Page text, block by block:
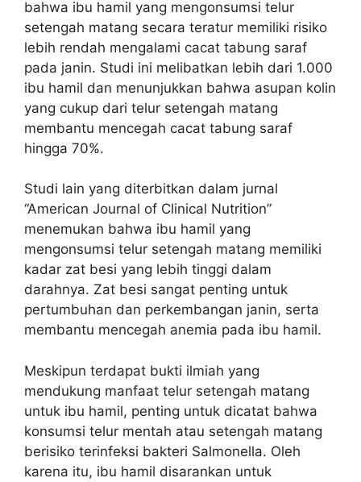
bahwa ibu hamil yang mengonsumsi telur
setengah matang secara teratur memiliki risiko
lebih rendah mengalami cacat tabung saraf
pada janin. Studi ini melibatkan lebih dari 1.000
ibu hamil dan menunjukkan bahwa asupan kolin
yang cukup dari telur setengah matang
membantu mencegah cacat tabung saraf
hingga 70%.
Studi lain yang diterbitkan dalam jurnal
“American Journal of Clinical Nutrition”
menemukan bahwa ibu hamil yang
mengonsumsi telur setengah matang memiliki
kadar zat besi yang lebih tinggi dalam
darahnya. Zat besi sangat penting untuk
pertumbuhan dan perkembangan janin, serta
membantu mencegah anemia pada ibu hamil.
Meskipun terdapat bukti ilmiah yang
mendukung manfaat telur setengah matang
untuk ibu hamil, penting untuk dicatat bahwa
konsumsi telur mentah atau setengah matang
berisiko terinfeksi bakteri Salmonella. Oleh
karena itu, ibu hamil disarankan untuk